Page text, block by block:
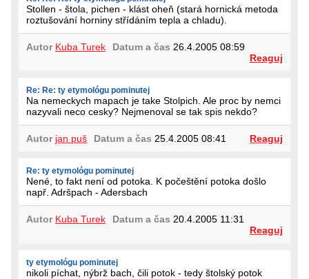
Stollen - štola, pichen - klást oheň (stará hornická metoda
roztušování horniny střídáním tepla a chladu).
Autor Kuba Turek Datum a čas 26.4.2005 08:59
Reaguj
Re: Re: ty etymológu pominutej
Na nemeckych mapach je take Stolpich. Ale proc by nemci
nazyvali neco cesky? Nejmenoval se tak spis nekdo?
Autor jan puš Datum a čas 25.4.2005 08:41 Reaguj
Re: ty etymológu pominutej
Nené, to fakt není od potoka. K počeštění potoka došlo
např. Adršpach - Adersbach
Autor Kuba Turek Datum a čas 20.4.2005 11:31
Reaguj
ty etymológu pominutej
nikoli píchat, nýbrž bach, čili potok - tedy štolský potok